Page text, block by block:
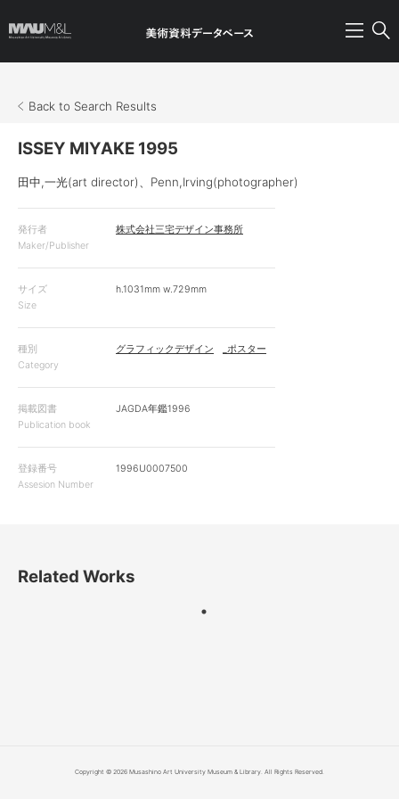
Back to Search Results
ISSEY MIYAKE 1995
田中,一光(art director) Penn,Irving(photographer)
発行者
Maker/Publisher
株式会社三宅デザイン事務所
サイズ
Size
h.1031mm w.729mm
種別
Category
グラフィックデザイン _ポスター
掲載図書
Publication book
JAGDA年鑑1996
登録番号
Assesion Number
1996U0007500
Related Works
Copyright © 2026 Musashino Art University Museum & Library. All Rights Reserved.